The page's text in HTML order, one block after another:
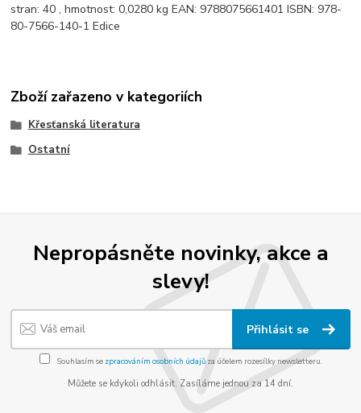
stran: 40 , hmotnost: 0,0280 kg EAN: 9788075661401 ISBN: 978-
80-7566-140-1 Edice
Zboží zařazeno v kategoriích
Křesťanská literatura
Ostatní
Nepropásněte novinky, akce a
slevy!
Přihlásit se
Souhlasím se zpracováním osobních údajůza účelem rozesílky newsletteru.
Můžete se kdykoli odhlásit. Zasíláme jednou za 14 dní.